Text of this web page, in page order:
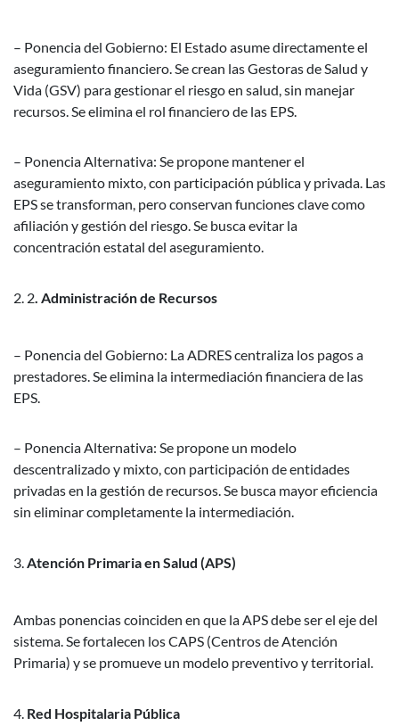
– Ponencia del Gobierno: El Estado asume directamente el
aseguramiento financiero. Se crean las Gestoras de Salud y
Vida (GSV) para gestionar el riesgo en salud, sin manejar
recursos. Se elimina el rol financiero de las EPS.
– Ponencia Alternativa: Se propone mantener el
aseguramiento mixto, con participación pública y privada. Las
EPS se transforman, pero conservan funciones clave como
afiliación y gestión del riesgo. Se busca evitar la
concentración estatal del aseguramiento.
2. Administración de Recursos
– Ponencia del Gobierno: La ADRES centraliza los pagos a
prestadores. Se elimina la intermediación financiera de las
EPS.
– Ponencia Alternativa: Se propone un modelo
descentralizado y mixto, con participación de entidades
privadas en la gestión de recursos. Se busca mayor eficiencia
sin eliminar completamente la intermediación.
Atención Primaria en Salud (APS)
Ambas ponencias coinciden en que la APS debe ser el eje del
sistema. Se fortalecen los CAPS (Centros de Atención
Primaria) y se promueve un modelo preventivo y territorial.
Red Hospitalaria Pública